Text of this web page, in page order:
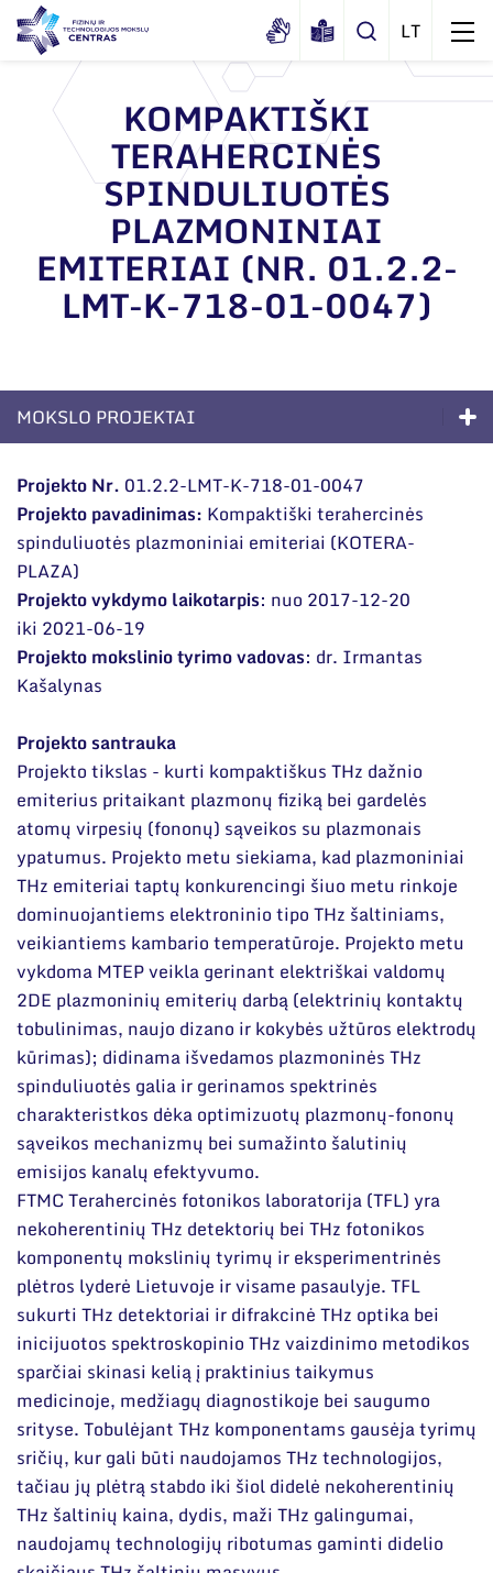
Apie mus
Dokumentai
Sertifikatai ir akreditavimo pažymėjimai
Viešieji pirkimai
Korupcijos prevencija
Darbuotojams
Nuorodos
Narystė nacionalinėse ir tarptautinėse
organizacijose bei asociacijose
Struktūra
Administracija
Administraciniai skyriai
Tarptautinė patarėjų taryba
Naujienos
Renginiai
Leidiniai
Darbuotojų kontaktai
KOMPAKTIŠKI
TERAHERCINĖS
SPINDULIUOTĖS
PLAZMONINIAI
EMITERIAI (NR. 01.2.2-
LMT-K-718-01-0047)
MOKSLO PROJEKTAI
Ilgalaikės programos
Moksliniai skyriai
Mokslinės publikacijos
Mokslo projektai
Patentai
Mokslo renginiai
Informacija studentams
Informacija moksleiviams ir mokytojams
Nuo moksleivio iki mokslininko
Projekto Nr. 01.2.2-LMT-K-718-01-0047
Projekto pavadinimas: Kompaktiški terahercinės
spinduliuotės plazmoniniai emiteriai (KOTERA-
PLAZA)
Projekto vykdymo laikotarpis: nuo 2017-12-20
iki 2021-06-19
Projektomokslinio tyrimo vadovas: dr. Irmantas
Kašalynas
Projekto santrauka
Projekto tikslas - kurti kompaktiškus THz dažnio
emiterius pritaikant plazmonų fiziką bei gardelės
atomų virpesių (fononų) sąveikos su plazmonais
ypatumus. Projekto metu siekiama, kad plazmoniniai
THz emiteriai taptų konkurencingi šiuo metu rinkoje
dominuojantiems elektroninio tipo THz šaltiniams,
veikiantiems kambario temperatūroje. Projekto metu
vykdoma MTEP veikla gerinant elektriškai valdomų
2DE plazmoninių emiterių darbą (elektrinių kontaktų
tobulinimas, naujo dizano ir kokybės užtūros elektrodų
kūrimas); didinama išvedamos plazmoninės THz
spinduliuotės galia ir gerinamos spektrinės
charakteristkos dėka optimizuotų plazmonų-fononų
sąveikos mechanizmų bei sumažinto šalutinių
emisijos kanalų efektyvumo.
FTMC Terahercinės fotonikos laboratorija (TFL) yra
nekoherentinių THz detektorių bei THz fotonikos
komponentų mokslinių tyrimų ir eksperimentrinės
plėtros lyderė Lietuvoje ir visame pasaulyje. TFL
sukurti THz detektoriai ir difrakcinė THz optika bei
inicijuotos spektroskopinio THz vaizdinimo metodikos
sparčiai skinasi kelią į praktinius taikymus
medicinoje, medžiagų diagnostikoje bei saugumo
srityse. Tobulėjant THz komponentams gausėja tyrimų
sričių, kur gali būti naudojamos THz technologijos,
tačiau jų plėtrą stabdo iki šiol didelė nekoherentinių
THz šaltinių kaina, dydis, maži THz galingumai,
naudojamų technologijų ribotumas gaminti didelio